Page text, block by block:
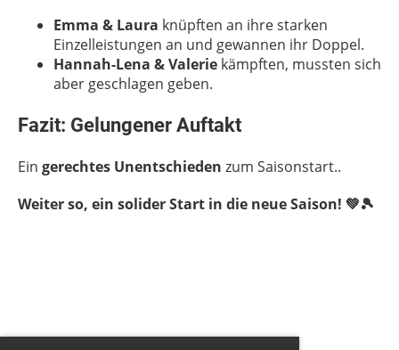
Emma & Laura knüpften an ihre starken
Einzelleistungen an und gewannen ihr Doppel.
Hannah-Lena & Valerie kämpften, mussten sich
aber geschlagen geben.
Fazit: Gelungener Auftakt
Ein gerechtes Unentschieden zum Saisonstart..
Weiter so, ein solider Start in die neue Saison! 💚🎾